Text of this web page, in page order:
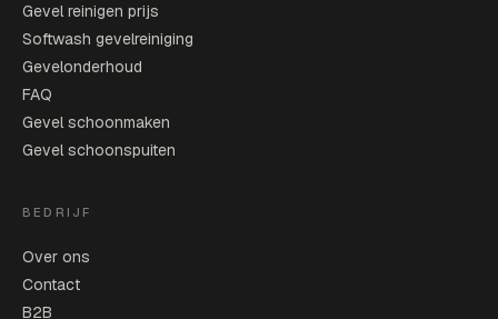
Gevel reinigen prijs
Softwash gevelreiniging
Gevelonderhoud
FAQ
Gevel schoonmaken
Gevel schoonspuiten
BEDRIJF
Over ons
Contact
B2B